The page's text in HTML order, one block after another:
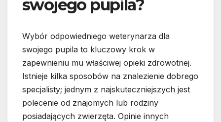
swojego pupila?
Wybór odpowiedniego weterynarza dla
swojego pupila to kluczowy krok w
zapewnieniu mu właściwej opieki zdrowotnej.
Istnieje kilka sposobów na znalezienie dobrego
specjalisty; jednym z najskuteczniejszych jest
polecenie od znajomych lub rodziny
posiadających zwierzęta. Opinie innych